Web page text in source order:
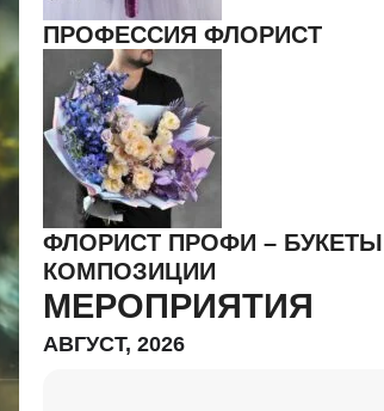
ПРОФЕССИЯ ФЛОРИСТ
ФЛОРИСТ ПРОФИ –
КОМПОЗИЦИИ
МЕРОПРИЯТИЯ
АВГУСТ, 2026